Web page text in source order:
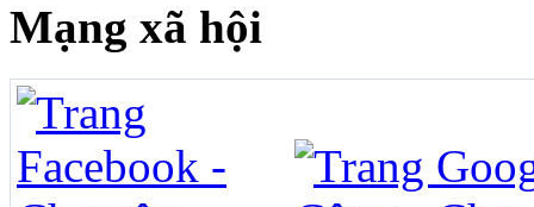
Mạng xã hội